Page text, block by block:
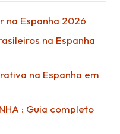
na Espanha 2026
na Espanha
na Espanha em
: Guia completo